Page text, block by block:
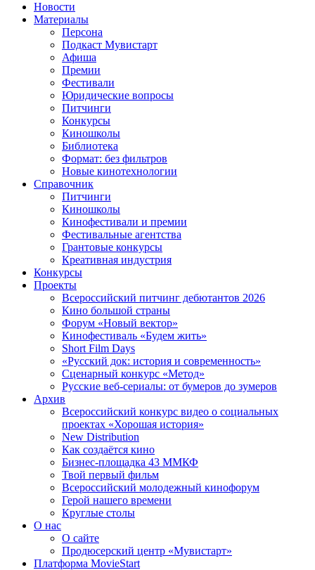
Новости
Материалы
Персона
Подкаст Мувистарт
Афиша
Премии
Фестивали
Юридические вопросы
Питчинги
Конкурсы
Киношколы
Библиотека
Формат: без фильтров
Новые кинотехнологии
Справочник
Питчинги
Киношколы
Кинофестивали и премии
Фестивальные агентства
Грантовые конкурсы
Креативная индустрия
Конкурсы
Проекты
Всероссийский питчинг дебютантов 2026
Кино большой страны
Форум «Новый вектор»
Кинофестиваль «Будем жить»
Short Film Days
«Русский док: история и современность»
Сценарный конкурс «Метод»
Русские веб-сериалы: от бумеров до зумеров
Архив
Всероссийский конкурс видео о социальных
проектах «Хорошая история»
New Distribution
Как создаётся кино
Бизнес-площадка 43 ММКФ
Твой первый фильм
Всероссийский молодежный кинофорум
Герой нашего времени
Круглые столы
О нас
О сайте
Продюсерский центр «Мувистарт»
Платформа MovieStart